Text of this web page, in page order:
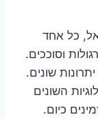
כל אחד
וסוככים.
שונים.
השונים
כיום.